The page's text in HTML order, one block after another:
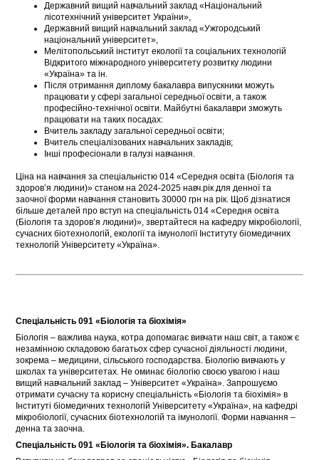
Державний вищий навчальний заклад «Національний
лісотехнічний університет України»,
Державний вищий навчальний заклад «Ужгородський
національний університет»,
Мелітопольський інститут екології та соціальних технологій
Відкритого міжнародного університету розвитку людини
«Україна» та ін.
Після отримання диплому бакалавра випускники можуть
працювати у сфері загальної середньої освіти, а також
професійно-технічної освіти. Майбутні бакалаври зможуть
працювати на таких посадах:
Вчитель закладу загальної середньої освіти;
Вчитель спеціалізованих навчальних закладів;
Інші професіонали в галузі навчання.
Ціна на навчання за спеціальністю 014 «Середня освіта (Біологія та
здоров’я людини)» станом на 2024-2025 навч.рік для денної та
заочної форми навчання становить 30000 грн на рік. Щоб дізнатися
більше деталей про вступ на спеціальність 014 «Середня освіта
(Біологія та здоров’я людини)», звертайтеся на кафедру мікробіології,
сучасних біотехнологій, екології та імунології Інституту біомедичних
технологій Університету «Україна».
Спеціальність 091 «Біологія та біохімія»
Біологія – важлива наука, котра допомагає вивчати наш світ, а також є
незамінною складовою багатьох сфер сучасної діяльності людини,
зокрема – медицини, сільського господарства. Біологію вивчають у
школах та університетах. Не оминає біологію своєю увагою і наш
вищий навчальний заклад – Університет «Україна». Запрошуємо
отримати сучасну та корисну спеціальність «Біологія та біохімія» в
Інституті біомедичних технологій Університету «Україна», на кафедрі
мікробіології, сучасних біотехнологій та імунології. Форми навчання –
денна та заочна.
Спеціальність 091 «Біологія та біохімія». Бакалавр